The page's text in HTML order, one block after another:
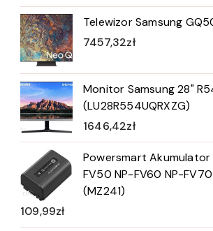
Telewizor Samsung
7457,32zł
Monitor Samsung 28"
(LU28R554UQRXZG)
1646,42zł
Powersmart Akumulator
FV50 NP-FV60 NP-
(MZ241)
109,99zł